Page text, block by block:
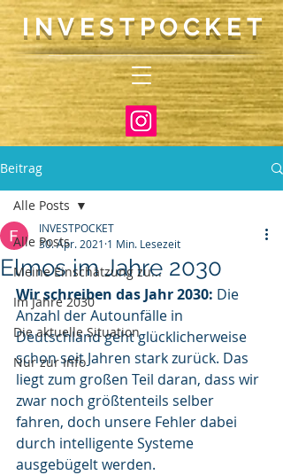
INVESTPOCKET
Beitrag
Alle Posts
Meine Einschätzung zu...
Im Jahre 2030
Die aktuelle Situation
Nur zur Info
Alle Posts
Elmos im Jahre 2030
INVESTPOCKET
30. Apr. 2021 1 Min. Lesezeit
Wir schreiben das Jahr 2030: Die
Anzahl der Autounfälle in
Deutschland geht glücklicherweise
schon seit Jahren stark zurück. Das
liegt zum großen Teil daran, dass wir
zwar noch größtenteils selber
fahren, doch unsere Fehler dabei
durch intelligente Systeme
ausgebügelt werden.